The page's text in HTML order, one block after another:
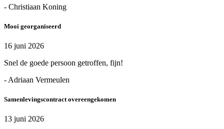
- Christiaan Koning
Mooi georganiseerd
16 juni 2026
Snel de goede persoon getroffen, fijn!
- Adriaan Vermeulen
Samenlevingscontract overeengekomen
13 juni 2026